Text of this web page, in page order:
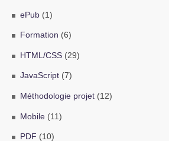
ePub(1)
Formation (6)
HTML/CSS(29)
JavaScript(7)
Méthodologie projet(12)
Mobile(11)
PDF (10)